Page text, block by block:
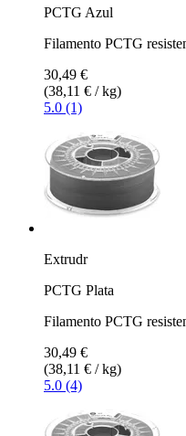
PCTG Azul
Filamento PCTG
30,49 €
(38,11 € / kg)
5.0 (1)
Extrudr
PCTG Plata
Filamento PCTG
30,49 €
(38,11 € / kg)
5.0 (4)